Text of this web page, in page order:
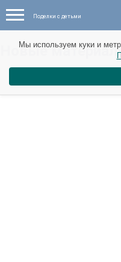
Поделки с детьми
Новые
Мы используем куки и